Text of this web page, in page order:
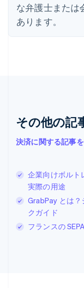
な弁護士または
あります。
その他の記
決済に関する記事
企業向けボルト
実際の用途
GrabPay とは
クガイド
フランスの
オーストリア
オランダ
NederlandsEnglish
EnglishItaliano
ジブラルタル
English
シンガポール
スイス
Deutsch Français
スウェーデン
SvenskaEnglish
スペイン
Español English
スロバキア